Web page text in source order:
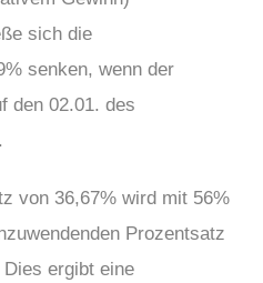
sich die
senken, wenn der
den 02.01. des
von 36,67% wird mit 56%
Prozentsatz
ergibt eine